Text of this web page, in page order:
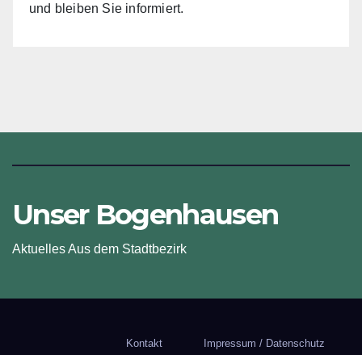
und bleiben Sie informiert.
Unser Bogenhausen
Aktuelles Aus dem Stadtbezirk
Kontakt Impressum / Datenschutz